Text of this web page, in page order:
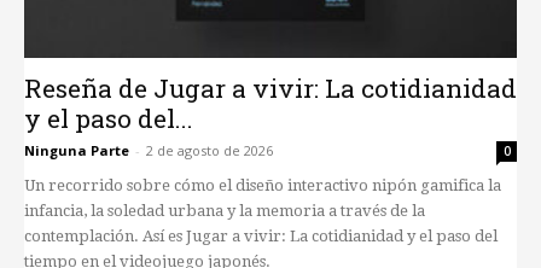
Reseña de Jugar a vivir: La cotidianidad
y el paso del...
Ninguna Parte - 2 de agosto de 2026 0
Un recorrido sobre cómo el diseño interactivo nipón gamifica la
infancia, la soledad urbana y la memoria a través de la
contemplación. Así es Jugar a vivir: La cotidianidad y el paso del
tiempo en el videojuego japonés.